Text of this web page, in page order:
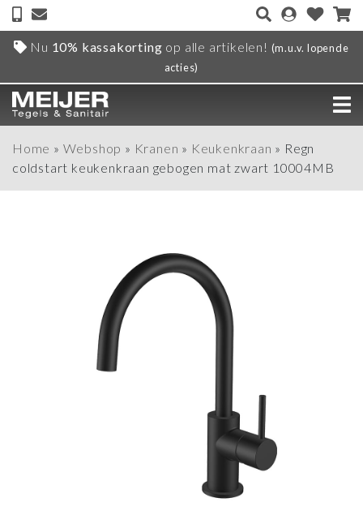
Nu 10% kassakorting op alle artikelen! (m.u.v. lopende
acties)
Home » Webshop » Kranen » Keukenkraan » Regn
coldstart keukenkraan gebogen mat zwart 10004MB